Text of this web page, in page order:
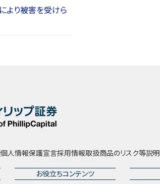
より被害を受けら
個人情報保護宣言採用情報取扱商品のリスク等説明
お役立ちコンテンツ